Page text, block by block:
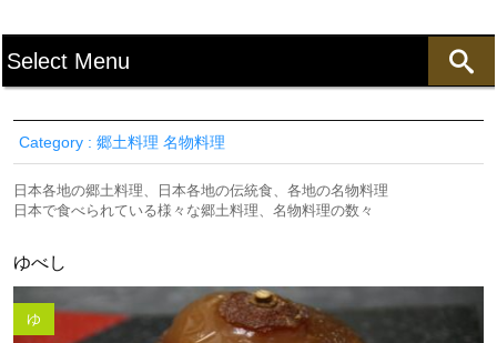
Category : 郷土料理 名物料理
日本各地の郷土料理、日本各地の伝統食、各地の名物料理
日本で食べられている様々な郷土料理、名物料理の数々
ゆべし
ゆ